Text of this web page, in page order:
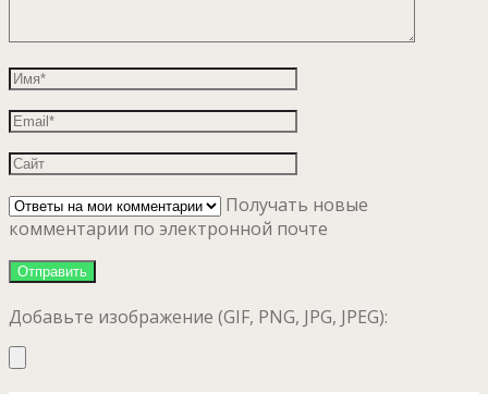
Получать новые
комментарии по электронной почте
Добавьте изображение (GIF, PNG, JPG, JPEG):